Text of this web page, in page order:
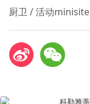
厨卫 / 活动minisite